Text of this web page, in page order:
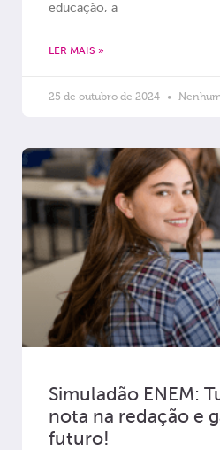
educação, a
LER MAIS »
25 de outubro de 2024
Simuladão ENEM:
nota na redação e
futuro!